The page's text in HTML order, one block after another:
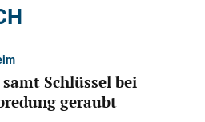
samt Schlüssel bei
geraubt